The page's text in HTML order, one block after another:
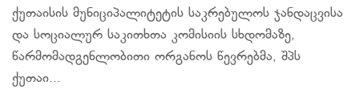
ქუთაისის მუნიციპალიტეტის საკრებულოს ჯანდაცვისა
და სოციალურ საკითხთა კომისიის სხდომაზე,
წარმომადგენლობითი ორგანოს წევრებმა, შპს
ქუთაი...